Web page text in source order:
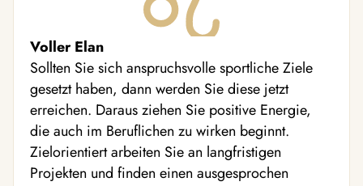
Voller Elan
Sollten Sie sich anspruchsvolle sportliche Ziele
gesetzt haben, dann werden Sie diese jetzt
erreichen. Daraus ziehen Sie positive Energie,
die auch im Beruflichen zu wirken beginnt.
Zielorientiert arbeiten Sie an langfristigen
Projekten und finden einen ausgesprochen